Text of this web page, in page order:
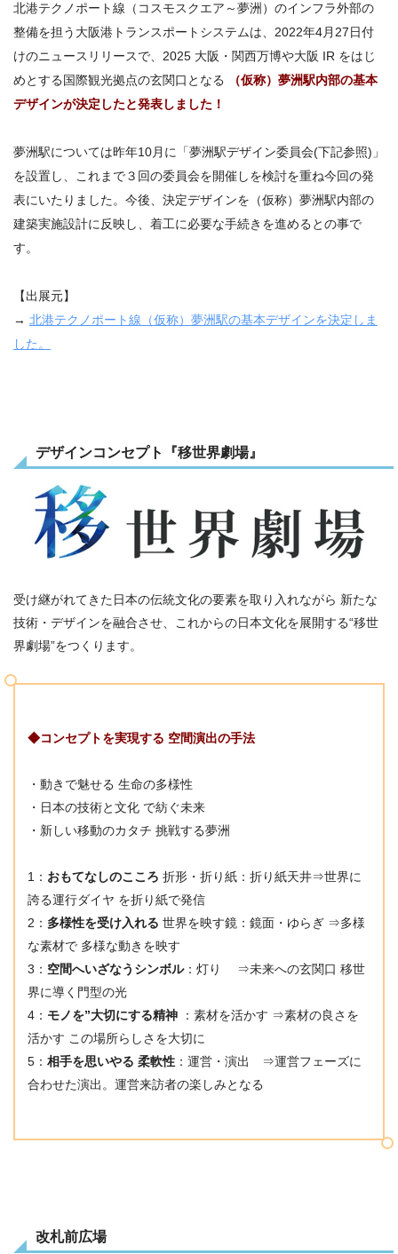
北港テクノポート線（コスモスクエア～夢洲）のインフラ外部の
整備を担う大阪港トランスポートシステムは、2022年4月27日付
けのニュースリリースで、2025 大阪・関西万博や大阪 IR をはじ
めとする国際観光拠点の玄関口となる
（仮称）夢洲駅内部の基本
デザインが決定したと発表しました！
夢洲駅については昨年10月に「夢洲駅デザイン委員会(下記参照)」
を設置し、これまで３回の委員会を開催しを検討を重ね今回の発
表にいたりました。今後、決定デザインを（仮称）夢洲駅内部の
建築実施設計に反映し、着工に必要な手続きを進めるとの事で
す。
【出展元】
→ 北港テクノポート線（仮称）夢洲駅の基本デザインを決定しま
した。
デザインコンセプト『移世界劇場』
受け継がれてきた日本の伝統文化の要素を取り入れながら 新たな
技術・デザインを融合させ、これからの日本文化を展開する“移世
界劇場”をつくります。
◆コンセプトを実現する 空間演出の手法
・動きで魅せる 生命の多様性
・日本の技術と文化 で紡ぐ未来
・新しい移動のカタチ 挑戦する夢洲
1： おもてなしのこころ 折形・折り紙：折り紙天井⇒世界に
誇る運行ダイヤ を折り紙で発信
2： 多様性を受け入れる 世界を映す鏡：鏡面・ゆらぎ ⇒多様
な素材で 多様な動きを映す
3： 空間へいざなうシンボル：灯り ⇒未来への玄関口 移世
界に導く門型の光
4： モノを”大切にする精神 ：素材を活かす ⇒素材の良さを
活かす この場所らしさを大切に
5：相手を思いやる 柔軟性 ：運営・演出 ⇒運営フェーズに
合わせた演出。運営来訪者の楽しみとなる
改札前広場